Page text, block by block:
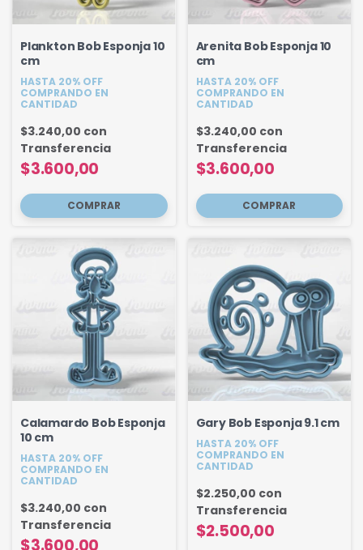
Plankton Bob Esponja 10
cm
HASTA 20% OFF
COMPRANDO EN
CANTIDAD
$3.600,00
$3.240,00 con
Transferencia
Arenita Bob Esponja 10
cm
HASTA 20% OFF
COMPRANDO EN
CANTIDAD
$3.600,00
$3.240,00 con
Transferencia
Calamardo Bob Esponja
10 cm
HASTA 20% OFF
COMPRANDO EN
CANTIDAD
$3.600,00
$3.240,00 con
Transferencia
Gary Bob Esponja 9.1 cm
HASTA 20% OFF
COMPRANDO EN
CANTIDAD
$2.500,00
$2.250,00 con
Transferencia